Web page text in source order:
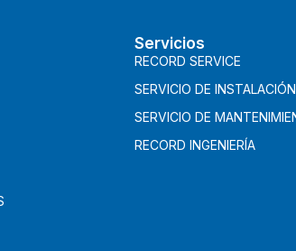
Servicios
RECORD SERVICE
SERVICIO DE INSTALACIÓN
SERVICIO DE
RECORD INGENIERÍA